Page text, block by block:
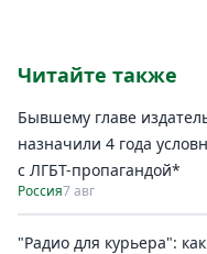
Читайте также
Бывшему главе
назначили 4 года
с ЛГБТ-пропагандой*
Россия7 авг
"Радио для курьера":